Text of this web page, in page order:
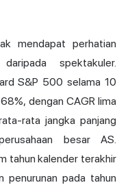
mendapat perhatian
spektakuler.
S&P 500 selama 10
dengan CAGR lima
rata jangka panjang
besar AS.
tahun kalender terakhir
penurunan pada tahun